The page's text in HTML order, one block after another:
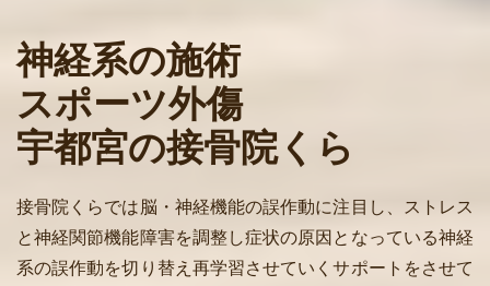
神経系の施術
スポーツ外傷
宇都宮の接骨院くら
接骨院くらでは脳・神経機能の誤作動に注目し、ストレス
と神経関節機能障害を調整し症状の原因となっている神経
系の誤作動を切り替え再学習させていくサポートをさせて